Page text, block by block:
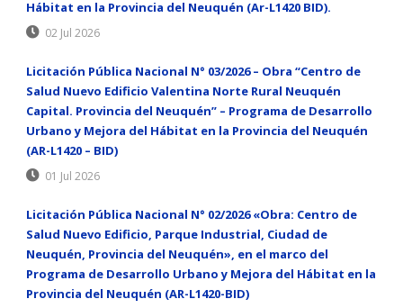
Hábitat en la Provincia del Neuquén (Ar-L1420 BID).
02 Jul 2026
Licitación Pública Nacional N° 03/2026 – Obra “Centro de
Salud Nuevo Edificio Valentina Norte Rural Neuquén
Capital. Provincia del Neuquén” – Programa de Desarrollo
Urbano y Mejora del Hábitat en la Provincia del Neuquén
(AR-L1420 – BID)
01 Jul 2026
Licitación Pública Nacional N° 02/2026 «Obra: Centro de
Salud Nuevo Edificio, Parque Industrial, Ciudad de
Neuquén, Provincia del Neuquén», en el marco del
Programa de Desarrollo Urbano y Mejora del Hábitat en la
Provincia del Neuquén (AR-L1420-BID)